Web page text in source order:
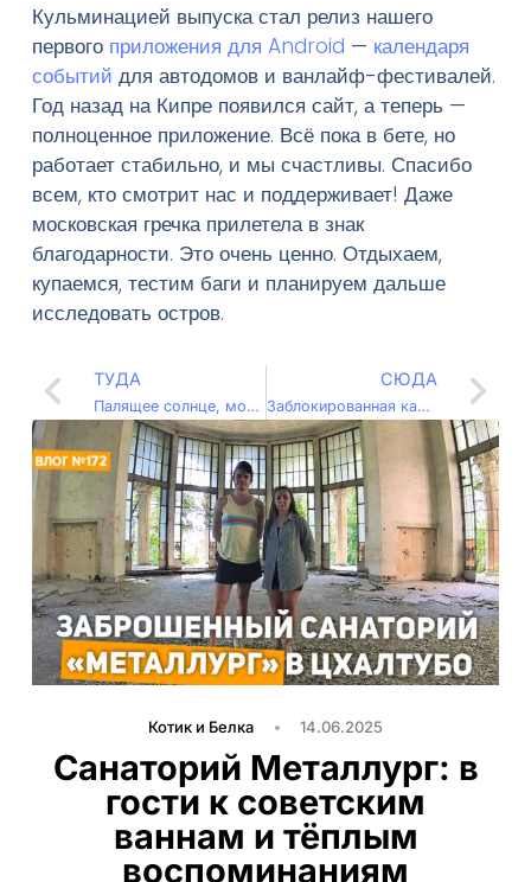
Кульминацией выпуска стал релиз нашего
первого приложения для Android — календаря
событий для автодомов и ванлайф-фестивалей.
Год назад на Кипре появился сайт, а теперь —
полноценное приложение. Всё пока в бете, но
работает стабильно, и мы счастливы. Спасибо
всем, кто смотрит нас и поддерживает! Даже
московская гречка прилетела в знак
благодарности. Это очень ценно. Отдыхаем,
купаемся, тестим баги и планируем дальше
исследовать остров.
ТУДА
Палящее солнце, море и заброшенные постройки Северного Кипра (Влог – 092)
СЮДА
Заблокированная карта и погоня за тунцом на Северном Кипре (Влог – 094)
Котик и Белка 14.06.2025
Санаторий Металлург: в
гости к советским
ваннам и тёплым
воспоминаниям